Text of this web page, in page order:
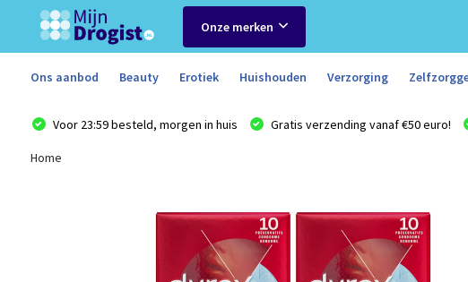
Onze merken
Ons aanbod Beauty Erotiek Huishouden Verzorging
Voor 23:59 besteld, morgen in huis Gratis verzending vanaf €50 euro!
Home